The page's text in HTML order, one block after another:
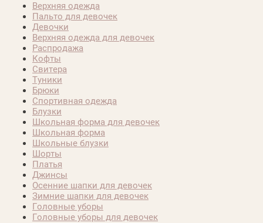
Верхняя одежда
Пальто для девочек
Девочки
Верхняя одежда для девочек
Распродажа
Кофты
Свитера
Туники
Брюки
Спортивная одежда
Блузки
Школьная форма для девочек
Школьная форма
Школьные блузки
Шорты
Платья
Джинсы
Осенние шапки для девочек
Зимние шапки для девочек
Головные уборы
Головные уборы для девочек